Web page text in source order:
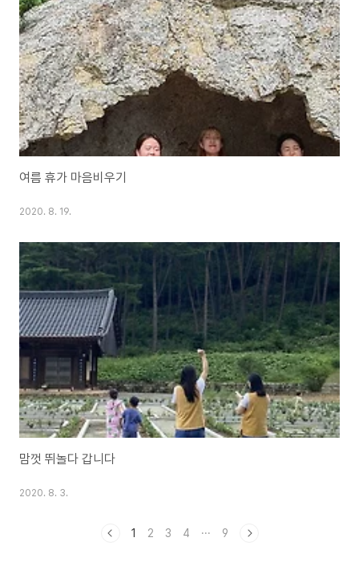
여름 휴가 마음비우기
2020. 8. 19.
맘껏 뛰놀다 갑니다
2020. 8. 3.
1 2 3 4 ··· 9